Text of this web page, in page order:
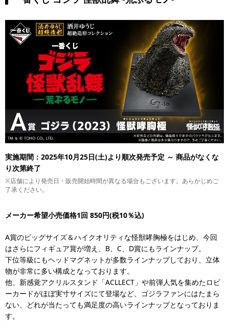
実施期間：2025年10月25日(土)より順次発売予定 ～ 商品がなくな
り次第終了
※店舗により発売日・販売開始時間が異なる場合もございます。あらかじめご
了承ください。
メーカー希望小売価格1回 850円(税10％込)
A賞のビッグサイズ＆ハイクオリティな怪獣哮胸極をはじめ、今回
はさらにフィギュア賞が増え、B、C、D賞にもラインナップ。
下位等級にもヘッドマグネットが多数ラインナップしており、立体
物が非常に多い構成となっております。
他、新感覚アクリルスタンド「ACLLECT」や前弾人気を集めたロビ
ーカードがほぼ実寸サイズにて登場など、ゴジラファンにはたまら
ない、どれが当たっても満足度の高いラインナップとなっておりま
す。